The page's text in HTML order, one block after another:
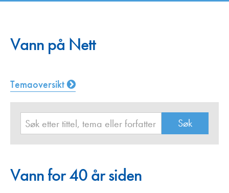
Vann på Nett
Temaoversikt
Vann for 40 år siden